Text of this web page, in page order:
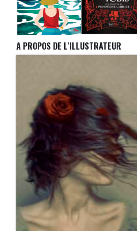
A PROPOS DE L'ILLUSTRATEUR